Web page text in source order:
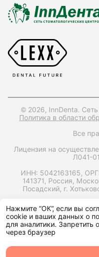
© 2026, InnDenta. Сеть
Политика в области
Все
Лицензия на
Л041-
ИНН: 5042163165,
141371, Россия,
Посадский, г.
Запрос
Нажмите “ОК”, если вы
cookie и ваших данных о
для аналитики.
через браузер